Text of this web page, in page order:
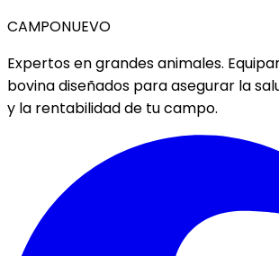
CAMPONUEVO
Expertos en grandes animales.
bovina diseñados para asegurar la
y la rentabilidad de tu campo.